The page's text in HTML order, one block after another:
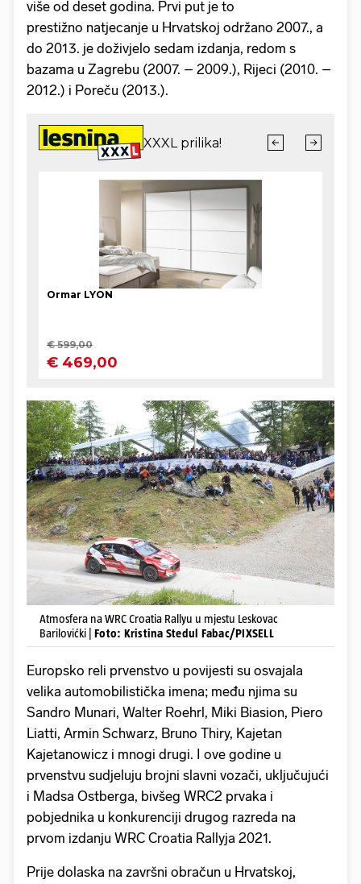
više od deset godina. Prvi put je to
prestižno natjecanje u Hrvatskoj održano 2007., a
do 2013. je doživjelo sedam izdanja, redom s
bazama u Zagrebu (2007. – 2009.), Rijeci (2010. –
2012.) i Poreču (2013.).
Atmosfera na WRC Croatia Rallyu u mjestu Leskovac
Barilovićki | Foto: Kristina Stedul Fabac/PIXSELL
Europsko reli prvenstvo u povijesti su osvajala
velika automobilistička imena; među njima su
Sandro Munari, Walter Roehrl, Miki Biasion, Piero
Liatti, Armin Schwarz, Bruno Thiry, Kajetan
Kajetanowicz i mnogi drugi. I ove godine u
prvenstvu sudjeluju brojni slavni vozači, uključujući
i Madsa Ostberga, bivšeg WRC2 prvaka i
pobjednika u konkurenciji drugog razreda na
prvom izdanju WRC Croatia Rallyja 2021.
Prije dolaska na završni obračun u Hrvatskoj,